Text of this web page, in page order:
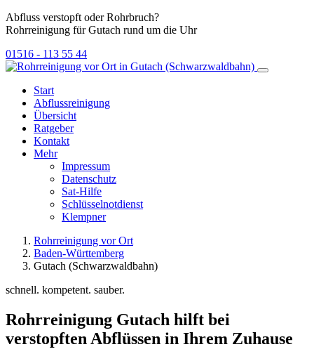
Abfluss verstopft oder Rohrbruch?
Rohrreinigung für Gutach rund um die Uhr
01516 - 113 55 44
Start
Abflussreinigung
Übersicht
Ratgeber
Kontakt
Mehr
Impressum
Datenschutz
Sat-Hilfe
Schlüsselnotdienst
Klempner
Rohrreinigung vor Ort
Baden-Württemberg
Gutach (Schwarzwaldbahn)
schnell. kompetent. sauber.
Rohrreinigung Gutach hilft bei
verstopften Abflüssen in Ihrem Zuhause